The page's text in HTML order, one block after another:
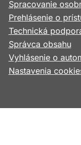
Spracovanie
Prehlásenie o
Technická
Správca obsahu
Vyhlásenie o
Nastavenia